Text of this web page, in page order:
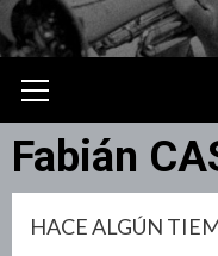
primario
Fabián
HACE ALGÚN